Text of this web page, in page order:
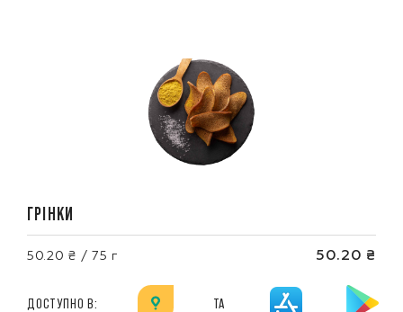
ГРІНКИ
50.20 ₴ / 75 г 50.20 ₴
ДОСТУПНО В: ТА